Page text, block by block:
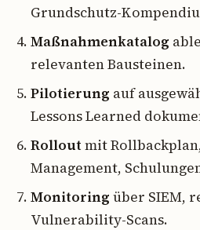
Grundschutz-
Maßnahmenkatalog
relevanten Bausteinen.
Pilotierung auf
Lessons Learned
Rollout mit
Management,
Monitoring über SIEM,
Vulnerability-Scans.